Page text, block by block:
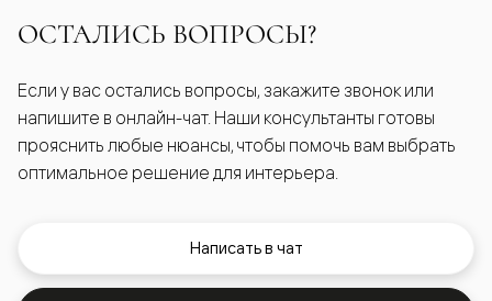
ОСТАЛИСЬ ВОПРОСЫ?
Если у вас остались вопросы, закажите звонок или
напишите в онлайн-чат. Наши консультанты готовы
прояснить любые нюансы, чтобы помочь вам выбрать
оптимальное решение для интерьера.
Написать в чат